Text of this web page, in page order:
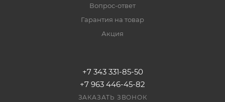
Вопрос-ответ
Гарантия на товар
Акция
+7 343 331-85-50
+7 963 446-45-82
ЗАКАЗАТЬ ЗВОНОК